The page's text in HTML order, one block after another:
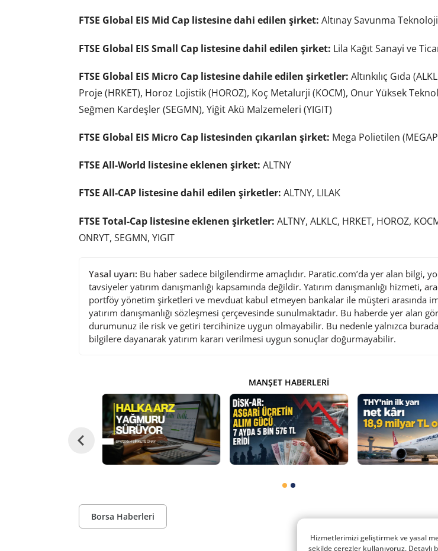
FTSE Global EIS Mid Cap listesine dahi edilen şirket: Altınay Savunma
FTSE Global EIS Small Cap listesine dahil edilen şirket: Lila Kağıt Sanayi ve
FTSE Global EIS Micro Cap listesine dahile edilen şirketler: Altınkılıç Gıda
Proje (HRKET), Horoz Lojistik (HOROZ), Koç Metalurji (KOCM), Onur Yüksek
Seğmen Kardeşler (SEGMN), Yiğit Akü Malzemeleri (YIGIT)
FTSE Global EIS Micro Cap listesinden çıkarılan şirket: Mega Polietilen
FTSE All-World listesine eklenen şirket: ALTNY
FTSE All-CAP listesine dahil edilen şirketler: ALTNY, LILAK
FTSE Total-Cap listesine eklenen şirketler: ALTNY, ALKLC, HRKET, HOROZ,
ONRYT, SEGMN, YIGIT
Yasal uyarı: Bu haber sadece bilgilendirme amaçlıdır. Paratic.com’da yer alan bilgi,
tavsiyeler yatırım danışmanlığı kapsamında değildir. Yatırım danışmanlığı hizmeti,
portföy yönetim şirketleri ve mevduat kabul etmeyen bankalar ile müşteri arasında
yatırım danışmanlığı sözleşmesi çerçevesinde sunulmaktadır. Bu haberde yer alan
durumunuz ile risk ve getiri tercihinize uygun olmayabilir. Bu nedenle yalnızca
bilgilere dayanarak yatırım kararı verilmesi uygun sonuçlar doğurmayabilir.
MANŞET HABERLERI
Borsa Haberleri
Hizmetlerimizi geliştirmek ve yasal
şekilde çerezler kullanıyoruz. Detaylı